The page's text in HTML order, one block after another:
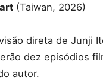
(Taiwan, 2026)
direta de Junji
dez episódios
autor.